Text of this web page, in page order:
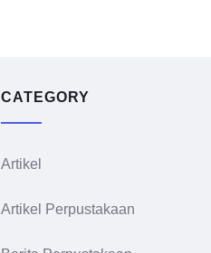
CATEGORY
Artikel
Artikel Perpustakaan